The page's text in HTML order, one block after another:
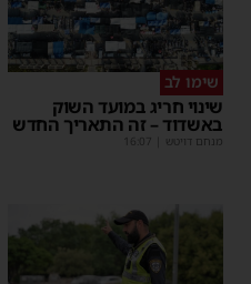
שימו לב
שינוי חריג במועד השוק
באשדוד – זה התאריך החדש
מנחם דויטש 16:07